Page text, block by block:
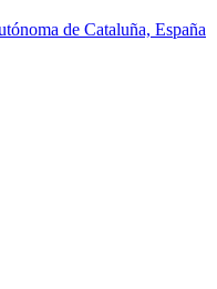
de Cataluña, España